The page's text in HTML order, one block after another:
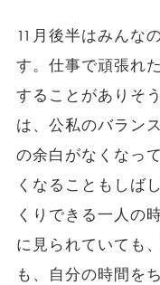
11月後半はみんな
す。仕事で頑張れ
することがありそ
は、公私のバラン
の余白がなくなっ
くなることもしば
くりできる一人の
に見られていても
も、自分の時間を